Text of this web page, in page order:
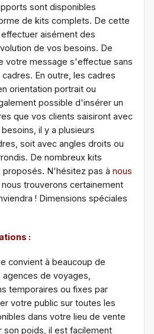
sont disponibles
de kits complets. De cette
aisément des
de vos besoins. De
votre message s'effectue sans
En outre, les cadres
orientation portrait ou
possible d'insérer un
que vos clients saisiront avec
il y a plusieurs
soit avec angles droits ou
De nombreux kits
N'hésitez pas à nous
trouverons certainement
! Dimensions spéciales
:
convient à beaucoup de
de voyages,
temporaires ou fixes par
votre public sur toutes les
dans votre lieu de vente
son poids, il est facilement